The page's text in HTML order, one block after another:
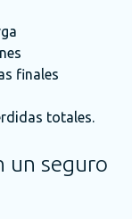
finales
totales.
un seguro